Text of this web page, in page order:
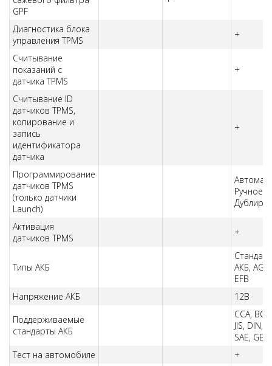
GPF
Диагностика блока
управления TPMS
+
Считывание
показаний с
датчика TPMS
+
Считывание ID
датчиков TPMS,
копирование и
запись
идентификатора
датчика
+
Программирование
датчиков TPMS
(только датчики
Launch)
Ручное,
Активация
датчиков TPMS
+
Типы АКБ
АКБ,
EFB
Напряжение АКБ
12В
Поддерживаемые
стандарты АКБ
CCA,
JIS, DIN,
SAE, GB
Тест на автомобиле
+